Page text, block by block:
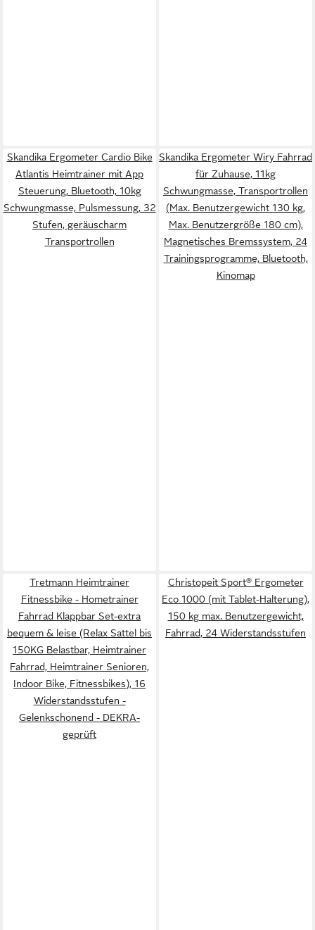
Skandika Ergometer Cardio Bike
Atlantis Heimtrainer mit App
Steuerung, Bluetooth, 10kg
Schwungmasse, Pulsmessung, 32
Stufen, geräuscharm
Transportrollen
Skandika Ergometer Wiry Fahrrad
für Zuhause, 11kg
Schwungmasse, Transportrollen
(Max. Benutzergewicht 130 kg,
Max. Benutzergröße 180 cm),
Magnetisches Bremssystem, 24
Trainingsprogramme, Bluetooth,
Kinomap
Tretmann Heimtrainer
Fitnessbike - Hometrainer
Fahrrad Klappbar Set-extra
bequem & leise (Relax Sattel bis
150KG Belastbar, Heimtrainer
Fahrrad, Heimtrainer Senioren,
Indoor Bike, Fitnessbikes), 16
Widerstandsstufen -
Gelenkschonend - DEKRA-
geprüft
Christopeit Sport® Ergometer
Eco 1000 (mit Tablet-Halterung),
150 kg max. Benutzergewicht,
Fahrrad, 24 Widerstandsstufen